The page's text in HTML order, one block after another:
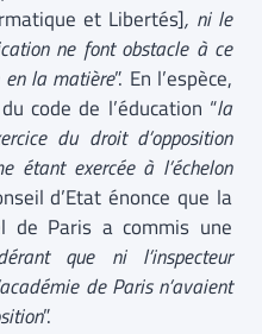
et Libertés], ni le
ne font obstacle à ce
en la matière”. En l’espèce,
code de l’éducation “la
du droit d’opposition
étant exercée à l’échelon
d’Etat énonce que la
de Paris a commis une
que ni l’inspecteur
de Paris n’avaient
”.